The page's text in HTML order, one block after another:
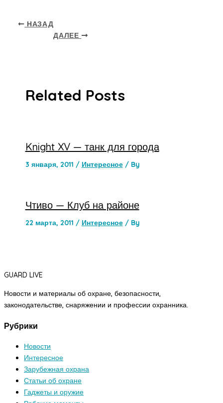
НАЗАД
ДАЛЕЕ
Related Posts
Knight XV — танк для города
3 января, 2011 / Интересное/ By
Чтиво — Клуб на районе
22 марта, 2011 / Интересное/ By
GUARD LIVE
Новости и материалы об охране, безопасности,
законодательстве, снаряжении и профессии охранника.
Рубрики
Новости
Интересное
Зарубежная охрана
Статьи об охране
Гаджеты и оружие